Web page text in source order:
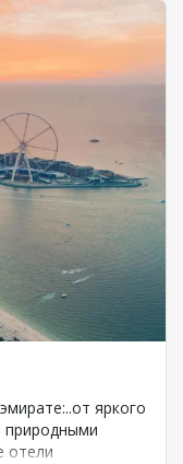
яркого
природными
отели